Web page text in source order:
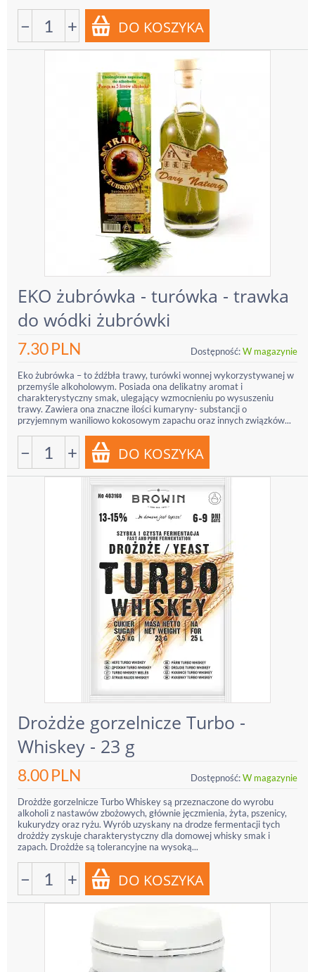
− +
EKO żubrówka - turówka - trawka
do wódki żubrówki
7.30PLN Dostępność:W magazynie
Eko żubrówka – to źdźbła trawy, turówki wonnej wykorzystywanej w
przemyśle alkoholowym. Posiada ona delikatny aromat i
charakterystyczny smak, ulegający wzmocnieniu po wysuszeniu
trawy. Zawiera ona znaczne ilości kumaryny- substancji o
przyjemnym waniliowo kokosowym zapachu oraz innych związków...
− +
Drożdże gorzelnicze Turbo -
Whiskey - 23 g
8.00PLN Dostępność:W magazynie
Drożdże gorzelnicze Turbo Whiskey są przeznaczone do wyrobu
alkoholi z nastawów zbożowych, głównie jęczmienia, żyta, pszenicy,
kukurydzy oraz ryżu. Wyrób uzyskany na drodze fermentacji tych
drożdży zyskuje charakterystyczny dla domowej whisky smak i
zapach. Drożdże są tolerancyjne na wysoką...
− +